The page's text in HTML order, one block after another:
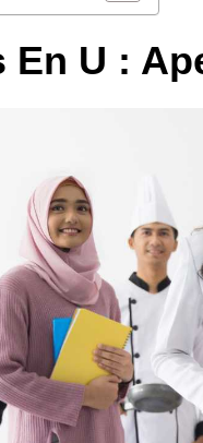
En U :